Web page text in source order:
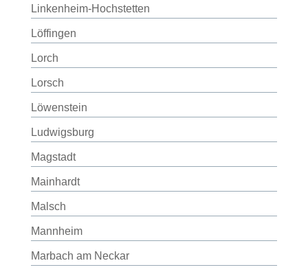
Linkenheim-Hochstetten
Löffingen
Lorch
Lorsch
Löwenstein
Ludwigsburg
Magstadt
Mainhardt
Malsch
Mannheim
Marbach am Neckar